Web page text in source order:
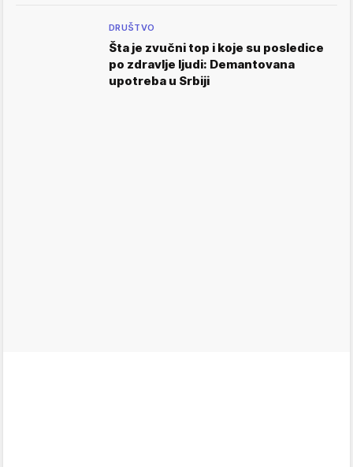
DRUŠTVO
Šta je zvučni top i koje su posledice
po zdravlje ljudi: Demantovana
upotreba u Srbiji